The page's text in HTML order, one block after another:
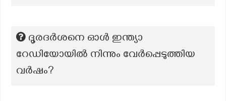
ദൂരദർശനെ ഓൾ ഇന്ത്യാ
റേഡിയോയിൽ നിന്നും വേർപ്പെടുത്തിയ
വർഷം?